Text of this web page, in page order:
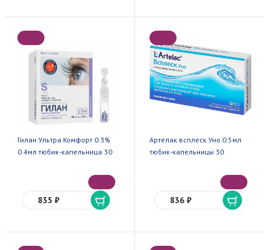
Гилан Ультра Комфорт 0.3%
0.4мл тюбик-капельница 30
835 ₽
Артелак всплеск Уно 0.5мл
тюбик-капельницы 30
836 ₽